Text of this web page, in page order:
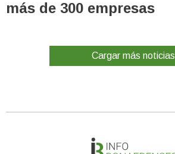
más de 300 empresas
Cargar más noticias